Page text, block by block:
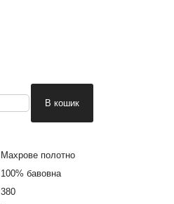
Махрове полотно
100% бавовна
380